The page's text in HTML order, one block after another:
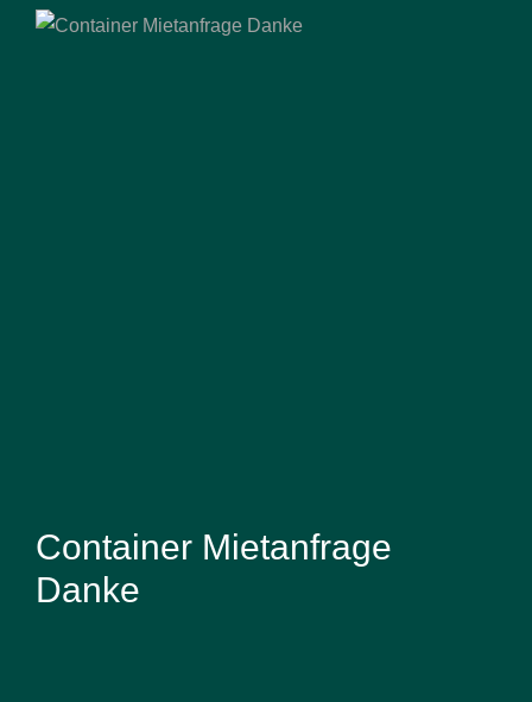
Container Mietanfrage
Danke